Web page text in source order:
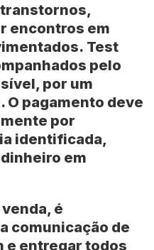
encontros em
Test
pelo
por um
pagamento deve
por
identificada,
em
é
comunicação de
e entregar todos